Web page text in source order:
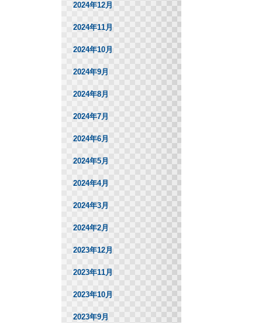
2024年12月
2024年11月
2024年10月
2024年9月
2024年8月
2024年7月
2024年6月
2024年5月
2024年4月
2024年3月
2024年2月
2023年12月
2023年11月
2023年10月
2023年9月